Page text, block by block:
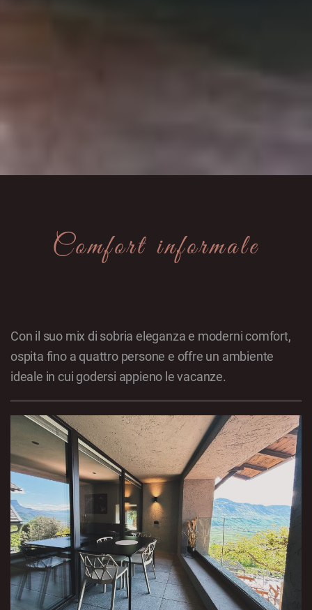
Comfort informale
Con il suo mix di sobria eleganza e moderni comfort,
ospita fino a quattro persone e offre un ambiente
ideale in cui godersi appieno le vacanze.